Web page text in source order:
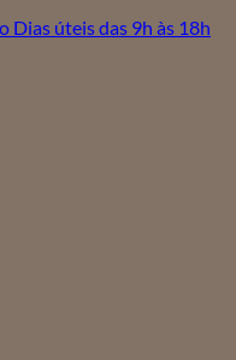
úteis das 9h às 18h